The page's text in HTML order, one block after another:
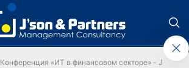
Конференция «ИТ в финансовом секторе» - Json